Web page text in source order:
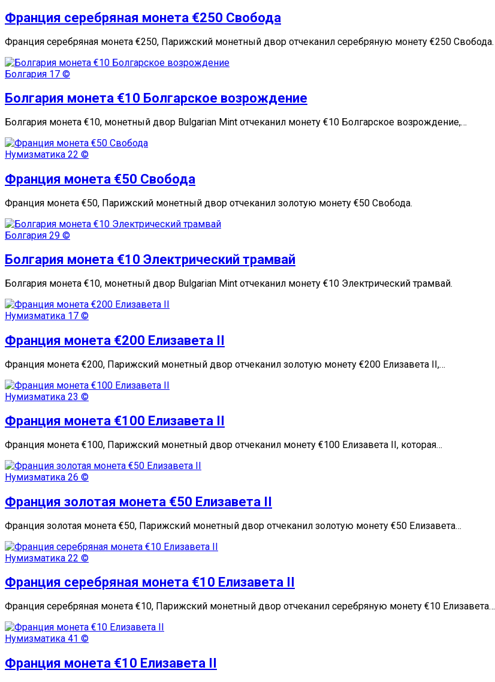
Франция серебряная монета €250 Свобода
Франция серебряная монета €250, Парижский монетный двор отчеканил серебряную монету €250 Свобода.
Болгария 17 ©
Болгария монета €10 Болгарское возрождение
Болгария монета €10, монетный двор Bulgarian Mint отчеканил монету €10 Болгарское возрождение,…
Нумизматика 22 ©
Франция монета €50 Свобода
Франция монета €50, Парижский монетный двор отчеканил золотую монету €50 Свобода.
Болгария 29 ©
Болгария монета €10 Электрический трамвай
Болгария монета €10, монетный двор Bulgarian Mint отчеканил монету €10 Электрический трамвай.
Нумизматика 17 ©
Франция монета €200 Елизавета II
Франция монета €200, Парижский монетный двор отчеканил золотую монету €200 Елизавета II,…
Нумизматика 23 ©
Франция монета €100 Елизавета II
Франция монета €100, Парижский монетный двор отчеканил монету €100 Елизавета II, которая…
Нумизматика 26 ©
Франция золотая монета €50 Елизавета II
Франция золотая монета €50, Парижский монетный двор отчеканил золотую монету €50 Елизавета…
Нумизматика 22 ©
Франция серебряная монета €10 Елизавета II
Франция серебряная монета €10, Парижский монетный двор отчеканил серебряную монету €10 Елизавета…
Нумизматика 41 ©
Франция монета €10 Елизавета II